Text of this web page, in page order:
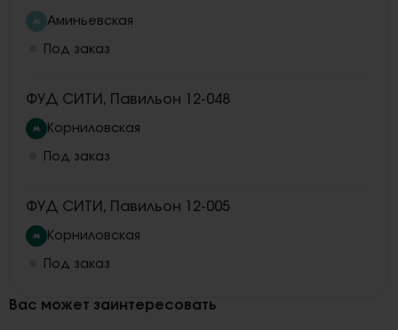
Аминьевская
Под заказ
ФУД СИТИ, Павильон 12-048
Корниловская
Под заказ
ФУД СИТИ, Павильон 12-005
Корниловская
Под заказ
Вас может заинтересовать